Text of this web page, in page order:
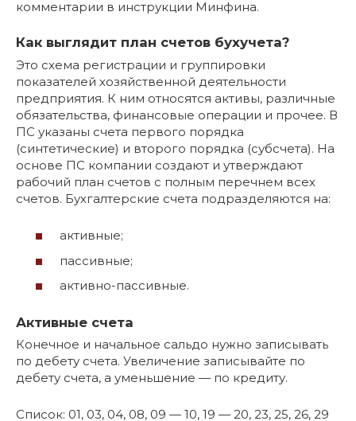
комментарии в инструкции Минфина.
Как выглядит план счетов бухучета?
Это схема регистрации и группировки
показателей хозяйственной деятельности
предприятия. К ним относятся активы, различные
обязательства, финансовые операции и прочее. В
ПС указаны счета первого порядка
(синтетические) и второго порядка (субсчета). На
основе ПС компании создают и утверждают
рабочий план счетов с полным перечнем всех
счетов. Бухгалтерские счета подразделяются на:
активные;
пассивные;
активно-пассивные.
Активные счета
Конечное и начальное сальдо нужно записывать
по дебету счета. Увеличение записывайте по
дебету счета, а уменьшение — по кредиту.
Список: 01, 03, 04, 08, 09 — 10, 19 — 20, 23, 25, 26, 29